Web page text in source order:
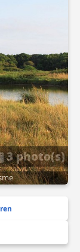
3 photo(s)